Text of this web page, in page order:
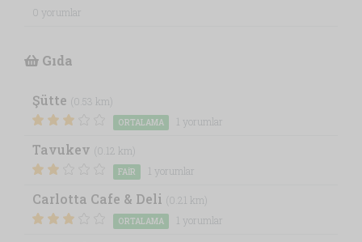
0 yorumlar
Gıda
Şütte (0.53 km)
ORTALAMA 1 yorumlar
Tavukev (0.12 km)
FAIR 1 yorumlar
Carlotta Cafe & Deli (0.21 km)
ORTALAMA 1 yorumlar